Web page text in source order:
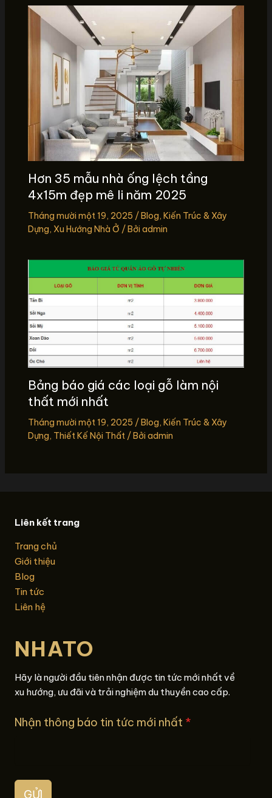
Hơn 35 mẫu nhà ống lệch tầng
4x15m đẹp mê li năm 2025
Tháng mười một 19, 2025 /Blog, Kiến Trúc & Xây
Dựng, Xu Hướng Nhà Ở / Bởi admin
Bảng báo giá các loại gỗ làm nội
thất mới nhất
Tháng mười một 19, 2025 /Blog, Kiến Trúc & Xây
Dựng, Thiết Kế Nội Thất/ Bởi admin
Liên kết trang
Trang chủ
Giới thiệu
Blog
Tin tức
Liên hệ
NHATO
Hãy là người đầu tiên nhận được tin tức mới nhất về
xu hướng, ưu đãi và trải nghiệm du thuyền cao cấp.
Nhận thông báo tin tức mới nhất *
GỬI